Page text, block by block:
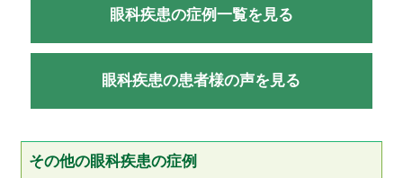
眼科疾患の症例一覧を見る
眼科疾患の患者様の声を見る
その他の眼科疾患の症例